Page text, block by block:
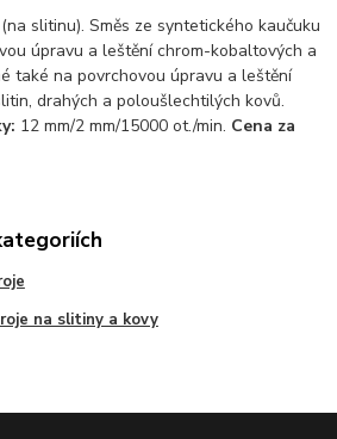
slitinu). Směs ze syntetického kaučuku
úpravu a leštění chrom-kobaltových a
také na povrchovou úpravu a leštění
drahých a poloušlechtilých kovů.
12 mm/2 mm/15000 ot./min. Cena za
na slitiny a kovy